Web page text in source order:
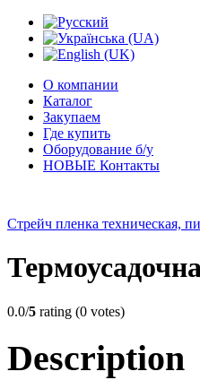
О компании
Каталог
Закупаем
Где купить
Оборудование б/у
НОВЫЕ Контакты
Стрейч пленка техническая,
0.0/5 rating (0 votes)
Description